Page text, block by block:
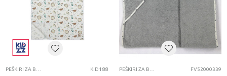
KID188 FV52000339